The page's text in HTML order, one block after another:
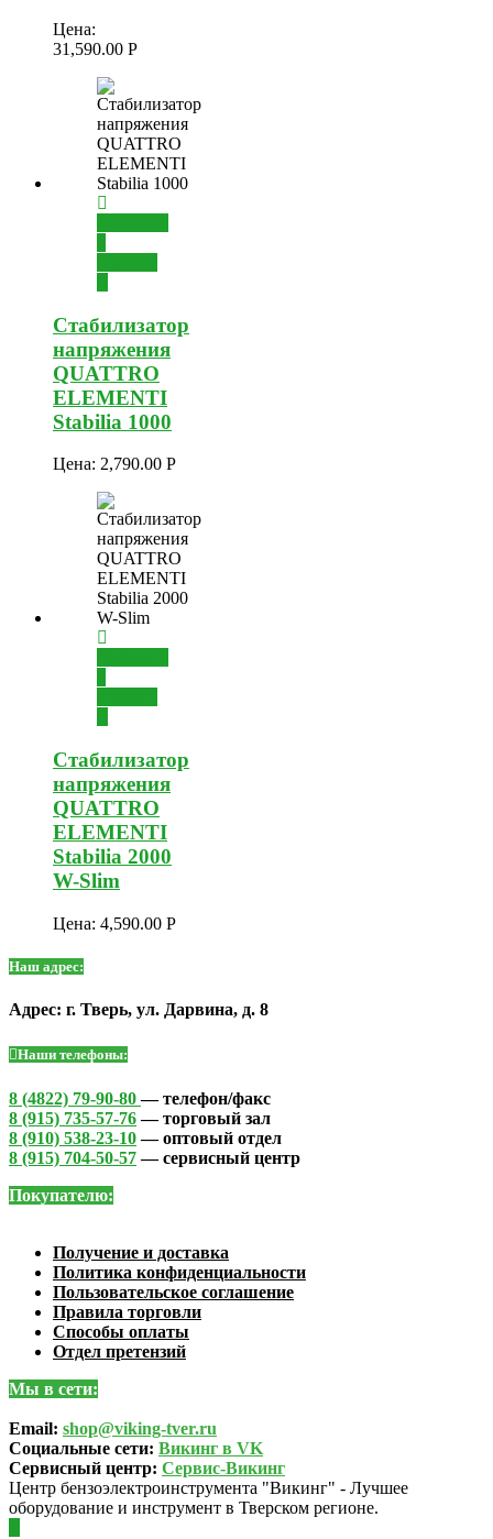
Цена:
31,590.00 Р
Стабилизатор
напряжения
QUATTRO
ELEMENTI
Stabilia 1000
Цена: 2,790.00 Р
Стабилизатор
напряжения
QUATTRO
ELEMENTI
Stabilia 2000
W-Slim
Цена: 4,590.00 Р
Наш адрес:
Адрес: г. Тверь, ул. Дарвина, д. 8
Наши телефоны:
8 (4822) 79-90-80— телефон/факс
8 (915) 735-57-76— торговый зал
8 (910) 538-23-10— оптовый отдел
8 (915) 704-50-57— сервисный центр
Покупателю:
Получение и доставка
Политика конфиденциальности
Пользовательское соглашение
Правила торговли
Способы оплаты
Отдел претензий
Мы в сети:
Email: shop@viking-tver.ru
Социальные сети: Викинг в VK
Сервисный центр: Сервис-Викинг
Центр бензоэлектроинструмента "Викинг" - Лучшее
оборудование и инструмент в Тверском регионе.